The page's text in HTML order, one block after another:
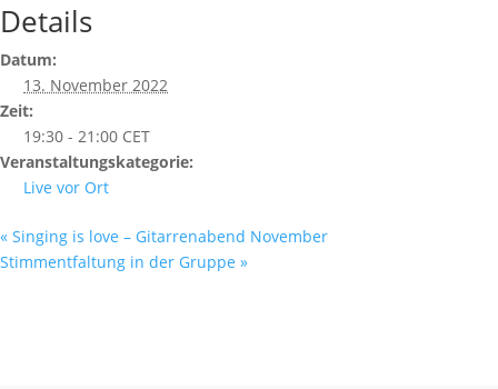
Details
Datum:
13. November 2022
Zeit:
19:30 - 21:00 CET
Veranstaltungskategorie:
Live vor Ort
« Singing is love – Gitarrenabend November
Stimmentfaltung in der Gruppe »